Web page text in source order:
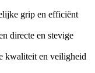
grip en efficiënt
directe en stevige
kwaliteit en veiligheid